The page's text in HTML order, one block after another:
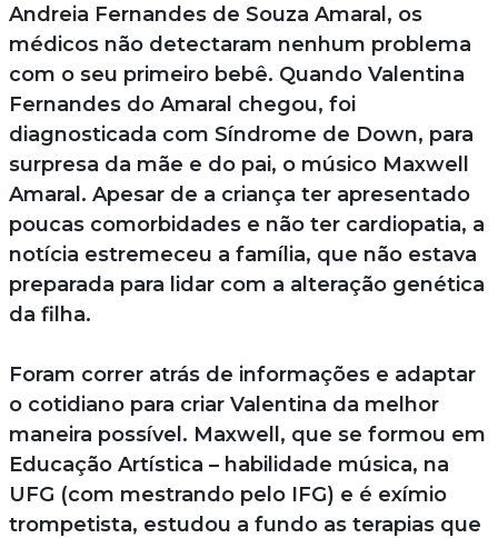
Andreia Fernandes de Souza Amaral, os
médicos não detectaram nenhum problema
com o seu primeiro bebê. Quando Valentina
Fernandes do Amaral chegou, foi
diagnosticada com Síndrome de Down, para
surpresa da mãe e do pai, o músico Maxwell
Amaral. Apesar de a criança ter apresentado
poucas comorbidades e não ter cardiopatia, a
notícia estremeceu a família, que não estava
preparada para lidar com a alteração genética
da filha.
Foram correr atrás de informações e adaptar
o cotidiano para criar Valentina da melhor
maneira possível. Maxwell, que se formou em
Educação Artística – habilidade música, na
UFG (com mestrando pelo IFG) e é exímio
trompetista, estudou a fundo as terapias que